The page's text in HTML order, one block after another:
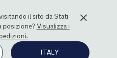
il sito daStati
posizione? Visualizza i
ITALY